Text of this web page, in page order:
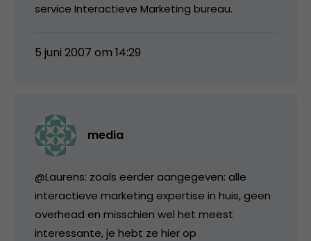
service Interactieve Marketing bureau.
5 juni 2007 om 14:29
media
@Laurens: zoals eerder aangegeven: alle
interactieve marketing expertise in huis, geen
overhead en misschien wel het meest
interessante, je hebt ze hier op